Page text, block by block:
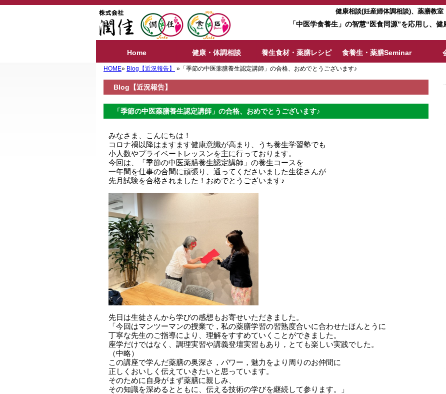
健康相談(妊産婦体調相談)、薬膳教
「中医学食養生」の智慧“医食同源”を応用し、
Home 健康・体調相談 養生食材・薬膳レシピ 食養生・薬膳Seminar
HOME» Blog【近況報告】 »「季節の中医薬膳養生認定講師」の合格、おめでとうございます♪
Blog【近況報告】
「季節の中医薬膳養生認定講師」の合格、おめでとうございます♪
みなさま、こんにちは！
コロナ禍以降はますます健康意識が高まり、うち養生学習塾でも
小人数やプライベートレッスンを主に行っております。
今回は、「季節の中医薬膳養生認定講師」の養生コースを
一年間を仕事の合間に頑張り、通ってくださいました生徒さんが
先月試験を合格されました！おめでとうございます♪
先日は生徒さんから学びの感想もお寄せいただきました。
「今回はマンツーマンの授業で，私の薬膳学習の習熟度合いに合わせたほんとうに
丁寧な先生のご指導により、理解をすすめていくことができました。
座学だけではなく、調理実習や講義登壇実習もあり，とても楽しい実践でした。
（中略）
この講座で学んだ薬膳の奥深さ，パワー，魅力をより周りのお仲間に
正しくおいしく伝えていきたいと思っています。
そのために自身がまず薬膳に親しみ、
その知識を深めるとともに、伝える技術の学びを継続して参ります。」